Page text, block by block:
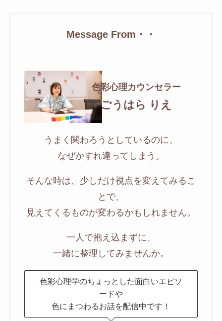
Message From・・
色彩心理カウンセラー
ごうはら りえ
うまく関わろうとしているのに、
なぜかすれ違ってしまう。
そんな時は、少しだけ視点を変えてみるこ
とで、
見えてくるものが変わるかもしれません。
一人で抱え込まずに、
一緒に整理してみませんか。
色彩心理学のちょっとした面白いエピソ
ードや
色にまつわるお話を配信中です！